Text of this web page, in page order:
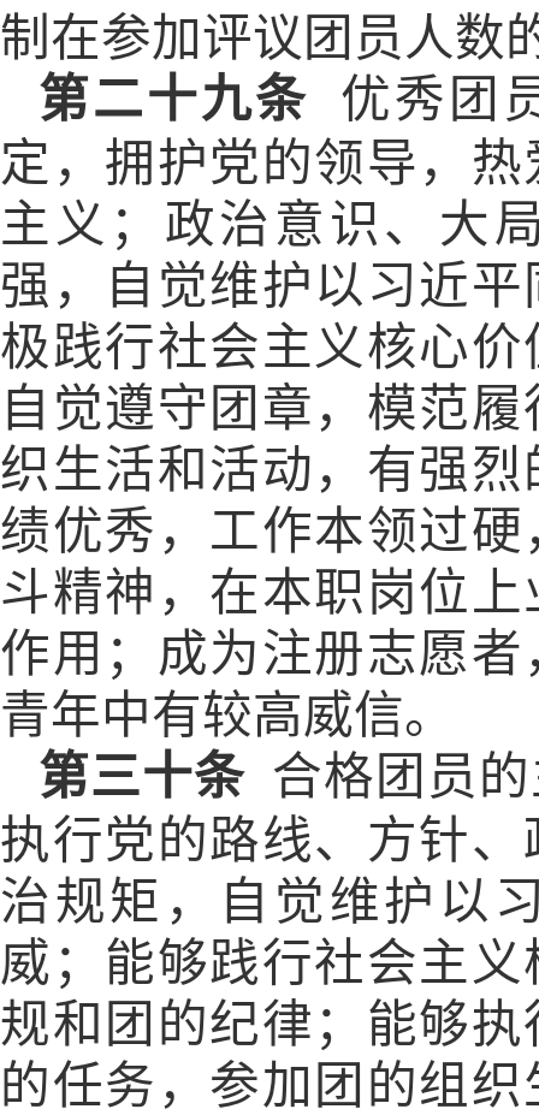
制在参加评议团员人数
第二十九条
优秀团
定，拥护党的领导，
主义；政治意识、大
强，自觉维护以习近
极践行社会主义核心
自觉遵守团章，模范
织生活和活动，有强
绩优秀，工作本领过
斗精神，在本职岗位
作用；成为注册志愿
青年中有较高威信。
第三十条 合格团员
执行党的路线、方针
治规矩，自觉维护以
威；能够践行社会主
规和团的纪律；能够
的任务，参加团的组